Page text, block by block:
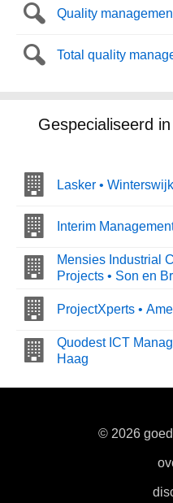
Quality
Total quality
Gespecialiseerd
Lasker • Winterswijk
Interim
Mensies Industrial
Projects • Son en
ProjectXperts •
Quodest ICT
Haag
© 2026